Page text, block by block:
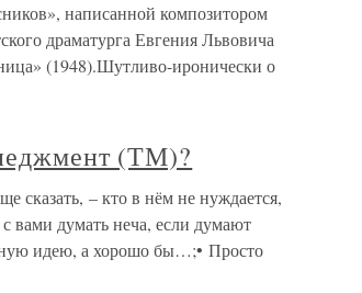
написанной композитором
драматурга Евгения Львовича
(1948).Шутливо-иронически о
(ТМ)?
сказать, – кто в нём не нуждается,
вами думать неча, если думают
идею, а хорошо бы…;• Просто